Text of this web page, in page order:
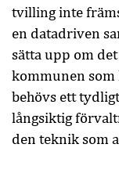
tvilling inte
en datadriven
sätta upp om
kommunen som
behövs ett
långsiktig
den teknik som